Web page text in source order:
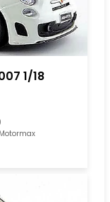
1/18
Motormax